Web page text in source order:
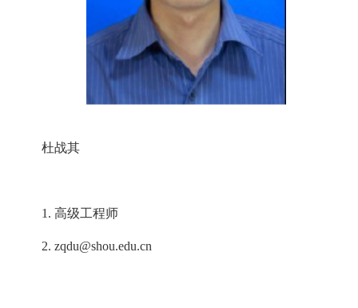
杜战其
1. 高级工程师
2. zqdu@shou.edu.cn